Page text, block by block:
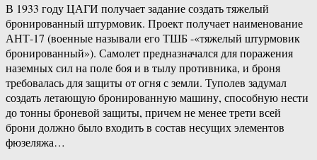
В 1933 году ЦАГИ получает задание создать тяжелый
бронированный штурмовик. Проект получает наименование
АНТ-17 (военные называли его ТШБ -«тяжелый штурмовик
бронированный»). Самолет предназначался для поражения
наземных сил на поле боя и в тылу противника, и броня
требовалась для защиты от огня с земли. Туполев задумал
создать летающую бронированную машину, способную нести
до тонны броневой защиты, причем не менее трети всей
брони должно было входить в состав несущих элементов
фюзеляжа…